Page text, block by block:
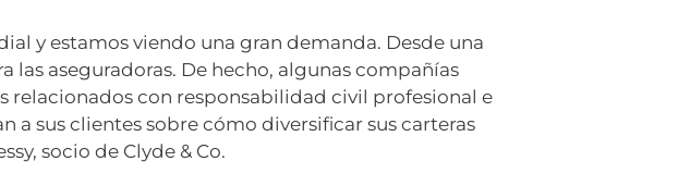
y estamos viendo una gran demanda. Desde una
aseguradoras. De hecho, algunas compañías
relacionados con responsabilidad civil profesional e
a sus clientes sobre cómo diversificar sus carteras
socio de Clyde & Co.